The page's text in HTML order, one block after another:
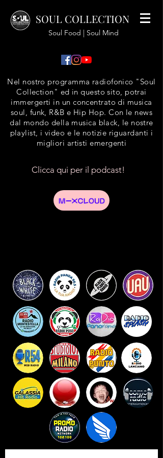
SOUL COLLECTION
Soul Food | Soul Mind
Nel nostro programma radiofonico "Soul
Collection" ed in questo sito, potrai
immergerti in un concentrato di musica
soul, funk, R&B e Hip Hop. Con le news
dal mondo della musica black, le nostre
playlist, i video e le notizie riguardanti i
migliori artisti emergenti
Clicca qui per il podcast!